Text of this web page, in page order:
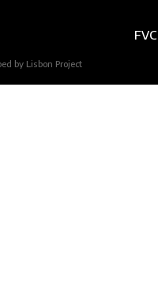
by Lisbon Project